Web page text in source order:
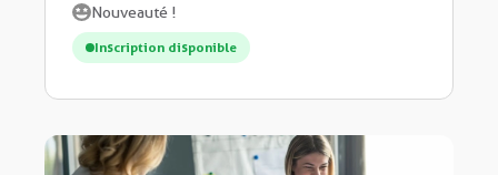
Nouveauté !
Inscription disponible